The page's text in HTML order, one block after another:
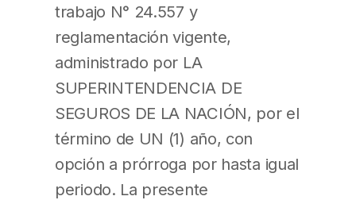
trabajo N° 24.557 y
reglamentación vigente,
administrado por LA
SUPERINTENDENCIA DE
SEGUROS DE LA NACIÓN, por el
término de UN (1) año, con
opción a prórroga por hasta igual
periodo. La presente